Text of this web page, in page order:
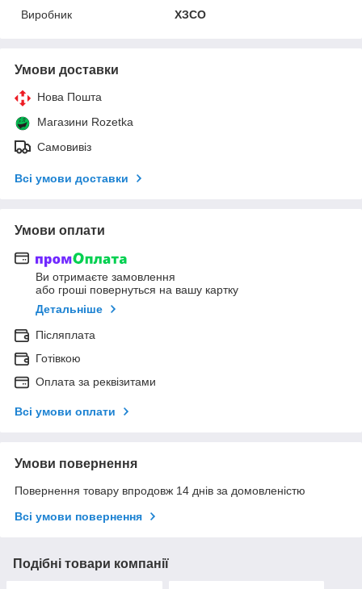
Виробник
ХЗСО
Умови доставки
Нова Пошта
Магазини Rozetka
Самовивіз
Всі умови доставки
Умови оплати
Ви отримаєте замовлення
або гроші повернуться на вашу картку
Детальніше
Післяплата
Готівкою
Оплата за реквізитами
Всі умови оплати
Умови повернення
Повернення товару впродовж 14 днів за домовленістю
Всі умови повернення
Подібні товари компанії